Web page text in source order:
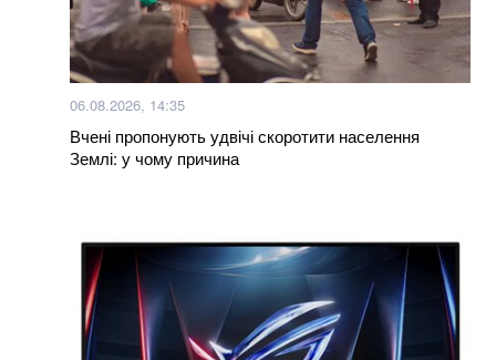
06.08.2026, 14:35
Вчені пропонують удвічі скоротити населення
Землі: у чому причина